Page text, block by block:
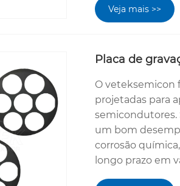
Veja mais >>
Placa de
O veteksemicon
projetadas para
semicondutores.
um bom
corrosão
longo prazo em